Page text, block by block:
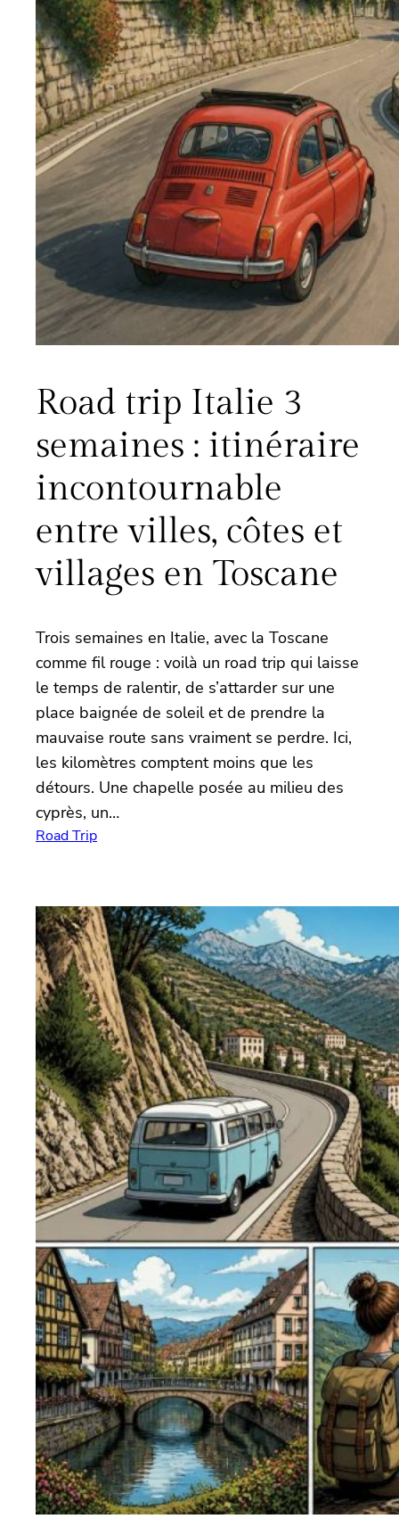
Road trip Italie 3
semaines : itinéraire
incontournable
entre villes, côtes et
villages en Toscane
Trois semaines en Italie, avec la Toscane
comme fil rouge : voilà un road trip qui laisse
le temps de ralentir, de s’attarder sur une
place baignée de soleil et de prendre la
mauvaise route sans vraiment se perdre. Ici,
les kilomètres comptent moins que les
détours. Une chapelle posée au milieu des
cyprès, un…
Road Trip